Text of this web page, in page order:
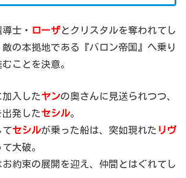
士・ ローザとクリスタルを奪われてし
敵の本拠地である『バロン帝国』へ乗り
ことを決意。
入したヤンの奥さんに見送られつつ、
出発したセシル。
てセシルが乗った船は、突如現れた リヴ
大破。
お約束の展開を迎え、仲間とはぐれてし